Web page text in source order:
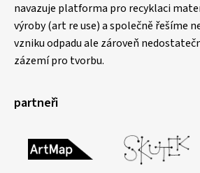
navazuje platforma pro recyklaci
výroby (art re use) a společně řešíme
vzniku odpadu ale zároveň
zázemí pro tvorbu.
partneři